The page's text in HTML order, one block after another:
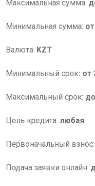
Максимальная сумма:
Минимальная сумма:
Валюта: KZT
Минимальный срок: от
Максимальный срок:
Цель кредита: любая
Первоначальный взнос:
Подача заявки онлайн: